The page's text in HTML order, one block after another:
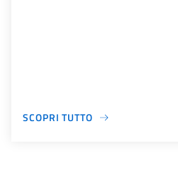
SCOPRI TUTTO